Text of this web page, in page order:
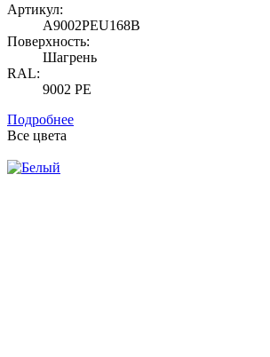
Артикул:
A9002PEU168B
Поверхность:
Шагрень
RAL:
9002 PE
Подробнее
Все цвета